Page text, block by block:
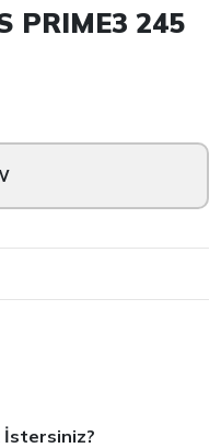
PRIME3 245
İstersiniz?